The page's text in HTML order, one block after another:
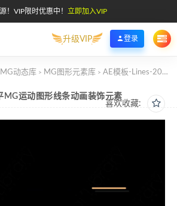
！VIP限时优惠中！ 立即加入VIP
升级VIP 登录
MG动态库 > MG图形元素库 > AE模板-Lines-20扁平MG运动图形线条动画装饰元素
喜欢收藏:
MG运动图形线条动画装饰元素